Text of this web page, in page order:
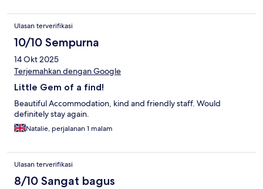
Ulasan terverifikasi
10/10 Sempurna
14 Okt 2025
Terjemahkan dengan Google
Little Gem of a find!
Beautiful Accommodation, kind and friendly staff. Would
definitely stay again.
Natalie, perjalanan 1 malam
Ulasan terverifikasi
8/10 Sangat bagus